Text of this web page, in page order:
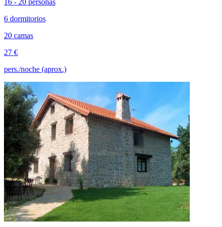
16 - 20 personas
6 dormitorios
20 camas
27 €
pers./noche (aprox.)